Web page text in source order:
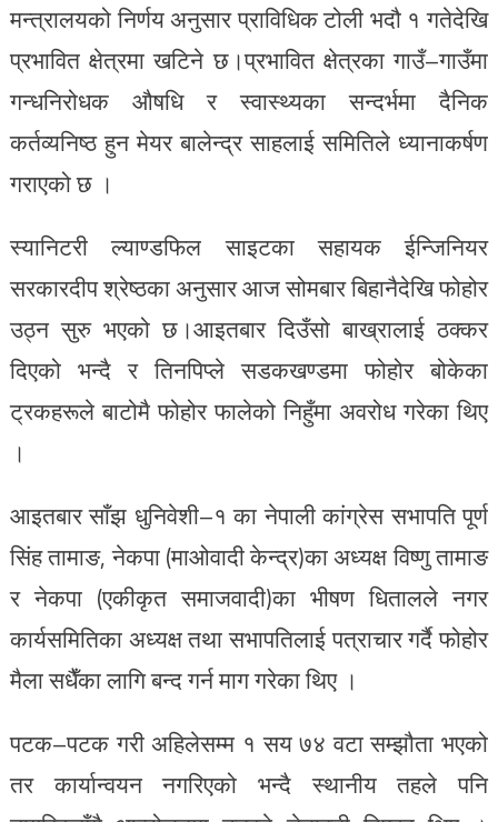
मन्त्रालयको निर्णय अनुसार प्राविधिक टोली भदौ १ गतेदेखि
प्रभावित क्षेत्रमा खटिने छ।प्रभावित क्षेत्रका गाउँ–गाउँमा
गन्धनिरोधक औषधि र स्वास्थ्यका सन्दर्भमा दैनिक
कर्तव्यनिष्ठ हुन मेयर बालेन्द्र साहलाई समितिले ध्यानाकर्षण
गराएको छ ।
स्यानिटरी ल्याण्डफिल साइटका सहायक ईन्जिनियर
सरकारदीप श्रेष्ठका अनुसार आज सोमबार बिहानैदेखि फोहोर
उठ्न सुरु भएको छ।आइतबार दिउँसो बाख्रालाई ठक्कर
दिएको भन्दै र तिनपिप्ले सडकखण्डमा फोहोर बोकेका
ट्रकहरूले बाटोमै फोहोर फालेको निहुँमा अवरोध गरेका थिए
।
आइतबार साँझ धुनिवेशी–१ का नेपाली कांग्रेस सभापति पूर्ण
सिंह तामाङ, नेकपा (माओवादी केन्द्र)का अध्यक्ष विष्णु तामाङ
र नेकपा (एकीकृत समाजवादी)का भीषण धितालले नगर
कार्यसमितिका अध्यक्ष तथा सभापतिलाई पत्राचार गर्दै फोहोर
मैला सधैँका लागि बन्द गर्न माग गरेका थिए ।
पटक–पटक गरी अहिलेसम्म १ सय ७४ वटा सम्झौता भएको
तर कार्यान्वयन नगरिएको भन्दै स्थानीय तहले पनि